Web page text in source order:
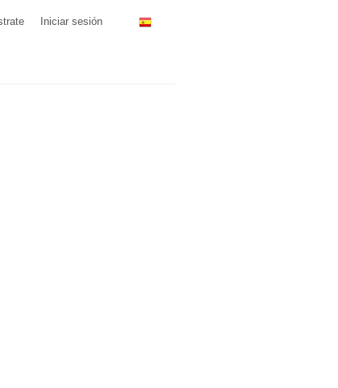
Iniciar sesión